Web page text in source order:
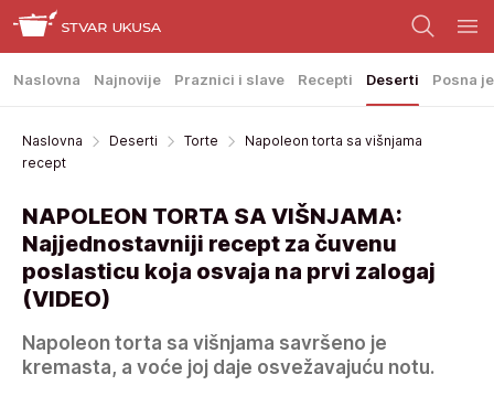
Naslovna Najnovije Praznici i slave Recepti Deserti Posna
Naslovna Deserti Torte
Napoleon torta sa višnjama
recept
NAPOLEON TORTA SA VIŠNJAMA:
Najjednostavniji recept za čuvenu
poslasticu koja osvaja na prvi zalogaj
(VIDEO)
Napoleon torta sa višnjama savršeno je
kremasta, a voće joj daje osvežavajuću notu.